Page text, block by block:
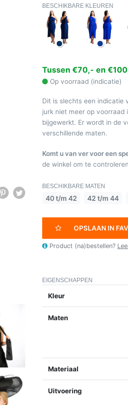
BESCHIKBARE KLEUREN
Tussen €70,- en
Op voorraad (indicatie)
Dit is slechts een indicatie
jurk niet meer op voorraad
bijgewerkt. Er wordt in de
verschillende maten.
Komt u van ver voor een
de winkel om te
BESCHIKBARE MATEN
40 t/m 42 42 t/m 44
OPSLAAN IN
Product (na)bestellen?
EIGENSCHAPPEN
Kleur
Maten
Materiaal
Uitvoering